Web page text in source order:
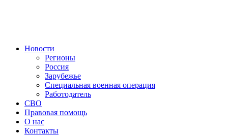
Новости
Регионы
Россия
Зарубежье
Специальная военная операция
Работодатель
СВО
Правовая помощь
О нас
Контакты